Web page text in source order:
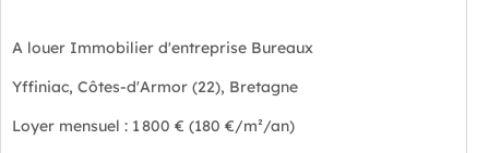
A louer Immobilier d'entreprise Bureaux
Yffiniac, Côtes-d'Armor (22), Bretagne
Loyer mensuel : 1 800 € (180 €/m²/an)